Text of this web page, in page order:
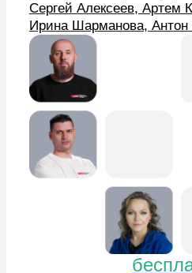
Формула сделки:
уровней и применяй